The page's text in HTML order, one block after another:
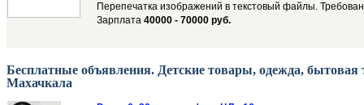
Перепечатка изображений в текстовый файлы.
Зарплата 40000 - 70000 руб.
Бесплатные объявления. Детские товары, одежда,
Махачкала